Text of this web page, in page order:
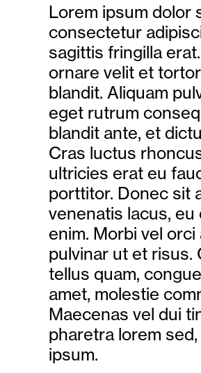
Lorem ipsum dolor
consectetur
sagittis fringilla
ornare velit et
blandit. Aliquam
eget rutrum
blandit ante, et
Cras luctus
ultricies erat eu
porttitor. Donec sit
venenatis lacus, eu
enim. Morbi vel
pulvinar ut et risus.
tellus quam,
amet, molestie
Maecenas vel dui
pharetra lorem
ipsum.